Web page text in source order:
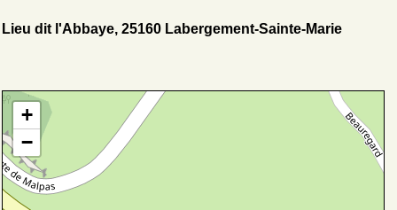
Lieu dit l'Abbaye, 25160 Labergement-Sainte-Marie
+
−